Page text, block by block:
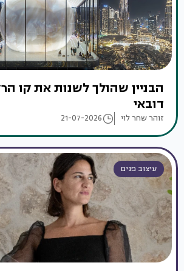
הבניין שהולך לשנות את קו
דובאי
זוהר שחר לוי 21-07-2026
עיצוב פנים